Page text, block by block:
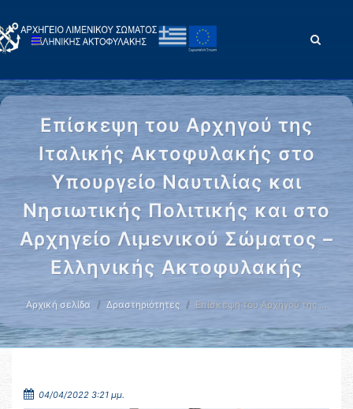
Επίσκεψη του Αρχηγού της
Ιταλικής Ακτοφυλακής στο
Υπουργείο Ναυτιλίας και
Νησιωτικής Πολιτικής και στο
Αρχηγείο Λιμενικού Σώματος –
Ελληνικής Ακτοφυλακής
Αρχική σελίδα Δραστηριότητες Επίσκεψη του Αρχηγού της …
04/04/2022 3:21 μμ.